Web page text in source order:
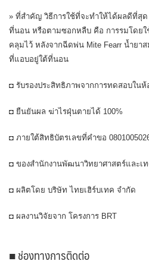
» ที่สำคัญ วิธีการใช้ที่จะทำให้ได้ผลดีที่สุ
ที่นอน หรือตามซอกหลืบ คือ การรมโดย
คลุมไว้ หลังจากฉีดพ่น Mite Fearr น้ำยา
ที่แอบอยู่ใต้ที่นอน
◘ รับรองประสิทธิภาพจากการทดสอบในห้
◘ ยืนยันผล ฆ่าไรฝุ่นตายได้ 100%
◘ ภายใต้สิทธิบัตรเลขที่คำขอ
◘ ของสำนักงานพัฒนาวิทยาศาสตร์และเ
◘ ผลิตโดย บริษัท ไทยเฮิร์บเทค จำกัด
◘ ผลงานวิจัยจาก โครงการ BRT
■ ช่องทางการติดต่อ